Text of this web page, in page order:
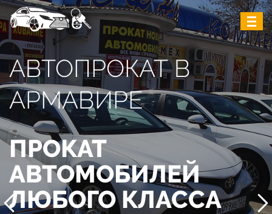
АВТОПРОКАТ В
АРМАВИРЕ
ПРОКАТ
АВТОМОБИЛЕЙ
ЛЮБОГО КЛАССА